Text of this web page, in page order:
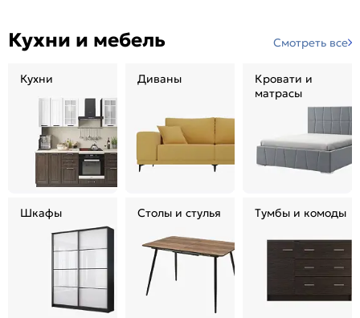
Кухни и мебель Смотреть все
Кухни Диваны
Кровати и
матрасы
Шкафы Столы и стулья Тумбы и комоды